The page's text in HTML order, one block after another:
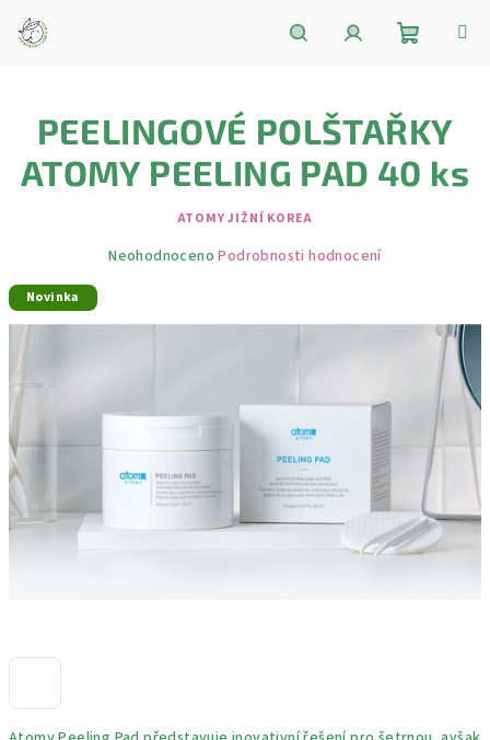
obsah
košík
PEELINGOVÉ POLŠTAŘKY
ATOMY PEELING PAD 40 ks
ATOMY JIŽNÍ KOREA
Průměrné
je
hvězdiček.
Neohodnoceno Podrobnosti hodnocení
Novinka